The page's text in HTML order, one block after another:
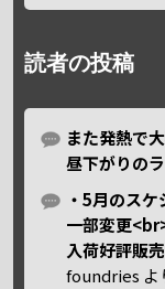
読者の投稿
また発熱で
昼下がりの
・5月のス
一部変更
入荷好評販
foundries よ